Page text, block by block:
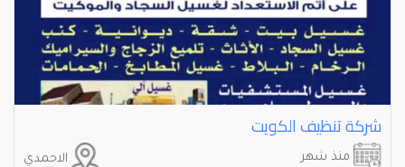
شركة تنظيف الكويت
الاحمدي منذ شهر